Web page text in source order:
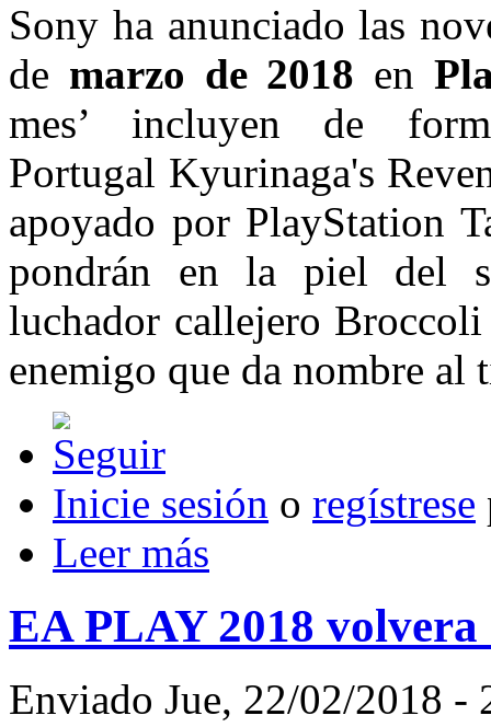
Sony ha anunciado las
de marzo de 2018 en
mes’ incluyen de
Portugal Kyurinaga's
apoyado por PlayStation
pondrán en la piel del
luchador callejero
enemigo que da nombre al
Inicie sesión o regístrese
Leer más
EA PLAY 2018
Enviado Jue, 22/02/2018 -